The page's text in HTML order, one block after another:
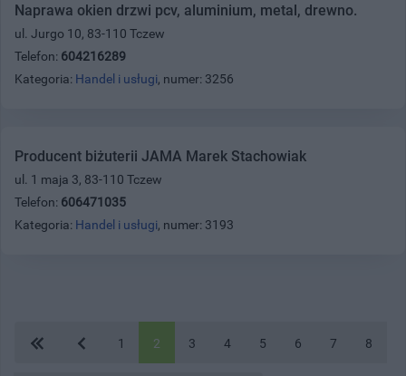
Naprawa okien drzwi pcv, aluminium, metal, drewno.
ul. Jurgo 10, 83-110 Tczew
Telefon: 604216289
Kategoria: Handel i usługi, numer: 3256
Producent biżuterii JAMA Marek Stachowiak
ul. 1 maja 3, 83-110 Tczew
Telefon: 606471035
Kategoria: Handel i usługi, numer: 3193
1 2 3 4 5 6 7 8